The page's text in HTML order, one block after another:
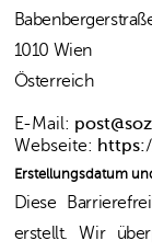
1010 Wien
Österreich
E-Mail:
Webseite:
Erstellungsdatum
Diese
erstellt. Wir